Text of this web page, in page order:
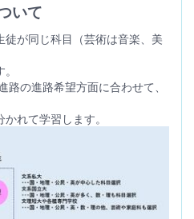
いて
が同じ科目（芸術は音楽、美
の進路希望方面に合わせて、
て学習します。